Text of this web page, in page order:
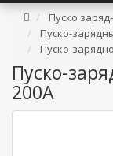
Пуско
Пуско-
Пуско-
Пуско-
200А